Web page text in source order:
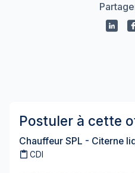
Postuler à cette
Chauffeur SPL - Citerne
content_paste CDI